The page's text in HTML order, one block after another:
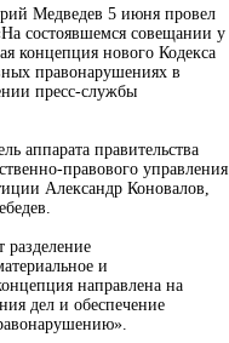
Медведев 5 июня провел
состоявшемся совещании у
концепция нового Кодекса
правонарушениях в
пресс-службы
аппарата правительства
правового управления
Александр Коновалов,
и
направлена на
дел и обеспечение